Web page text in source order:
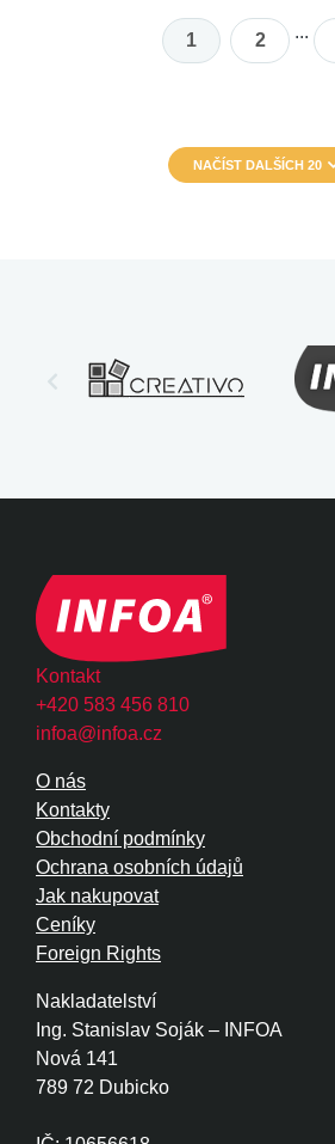
1 2 ...
NAČÍST DALŠÍCH 20
Kontakt
+420 583 456 810
infoa@infoa.cz
Nakladatelství
Ing. Stanislav Soják – INFOA
Nová 141
789 72 Dubicko
O nás
Kontakty
Obchodní podmínky
Ochrana osobních údajů
Jak nakupovat
Ceníky
Foreign Rights